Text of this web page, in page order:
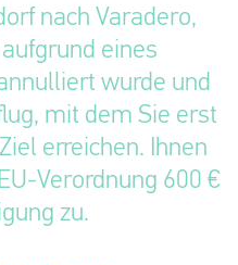
nach Varadero,
eines
wurde und
mit dem Sie erst
erreichen. Ihnen
Verordnung 600 €
zu.